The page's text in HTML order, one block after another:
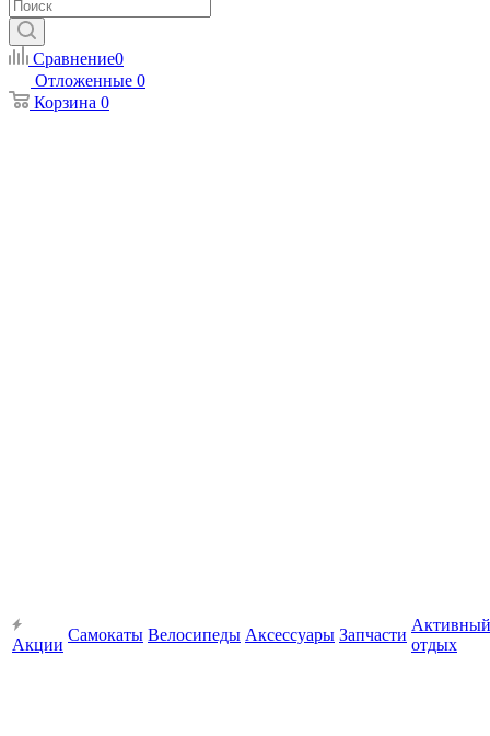
Сравнение0
Отложенные 0
Корзина 0
Акции
Самокаты Велосипеды Аксессуары Запчасти
Активный
отдых